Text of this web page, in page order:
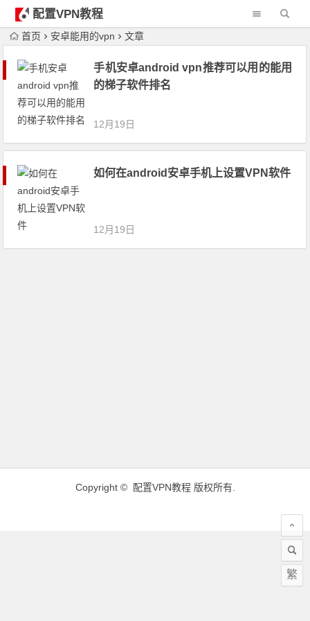
配置VPN教程
首页 安卓能用的vpn 文章
手机安卓android vpn推荐可以用的能用
的梯子软件排名
12月19日
如何在android安卓手机上设置VPN软件
12月19日
Copyright © 配置VPN教程版权所有.
繁